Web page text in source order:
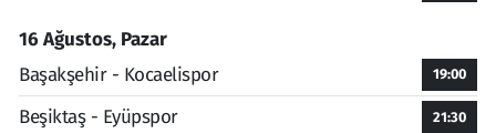
16 Ağustos, Pazar
Başakşehir - Kocaelispor
19:00
Beşiktaş - Eyüpspor 21:30